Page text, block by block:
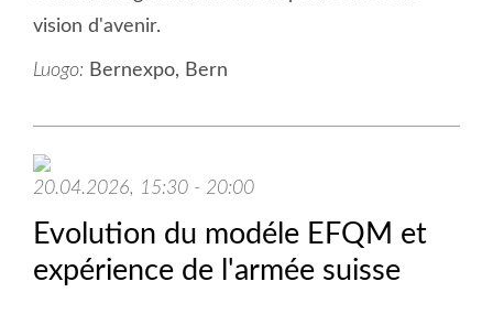
vision d'avenir.
Luogo: Bernexpo, Bern
20.04.2026, 15:30 - 20:00
Evolution du modéle EFQM et
expérience de l'armée suisse